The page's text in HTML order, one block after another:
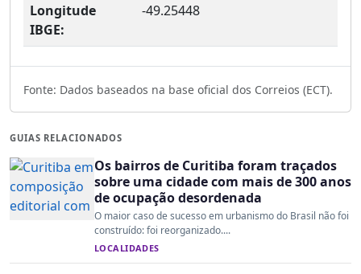
Longitude
IBGE:
-49.25448
Fonte: Dados baseados na base oficial dos Correios (ECT).
GUIAS RELACIONADOS
Os bairros de Curitiba foram traçados
sobre uma cidade com mais de 300 anos
de ocupação desordenada
O maior caso de sucesso em urbanismo do Brasil não foi
construído: foi reorganizado....
LOCALIDADES